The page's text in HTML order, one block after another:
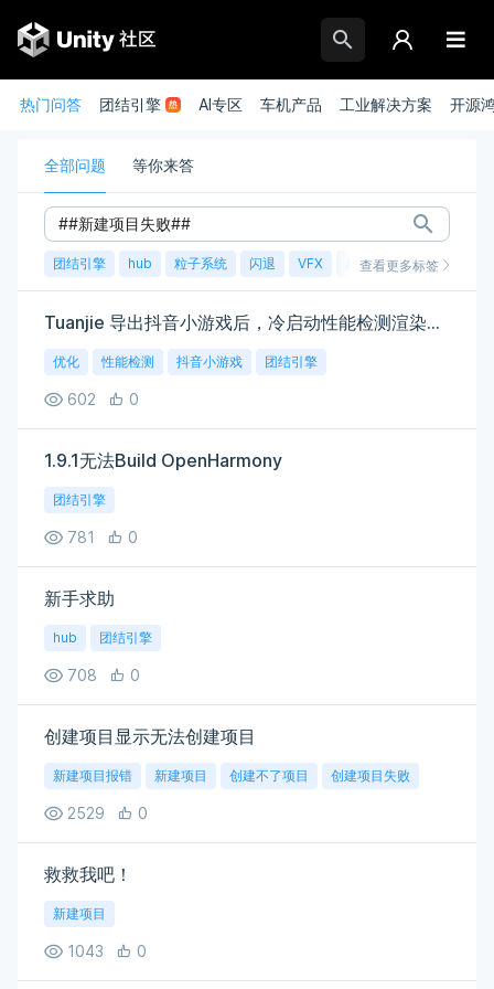
热门问答 团结引擎 AI专区 车机产品 工业解决方案 开源
全部问题 等你来答
团结引擎 hub 粒子系统 闪退 VFX 崩溃 账号 渲染
查看更多标签
Tuanjie 导出抖音小游戏后，冷启动性能检测渲染耗时随机升高，加载时间也随之波动，应该如何解决？
优化 性能检测 抖音小游戏 团结引擎
602 0
1.9.1无法Build OpenHarmony
团结引擎
781 0
新手求助
hub 团结引擎
708 0
创建项目显示无法创建项目
新建项目报错 新建项目 创建不了项目 创建项目失败
2529 0
救救我吧！
新建项目
1043 0